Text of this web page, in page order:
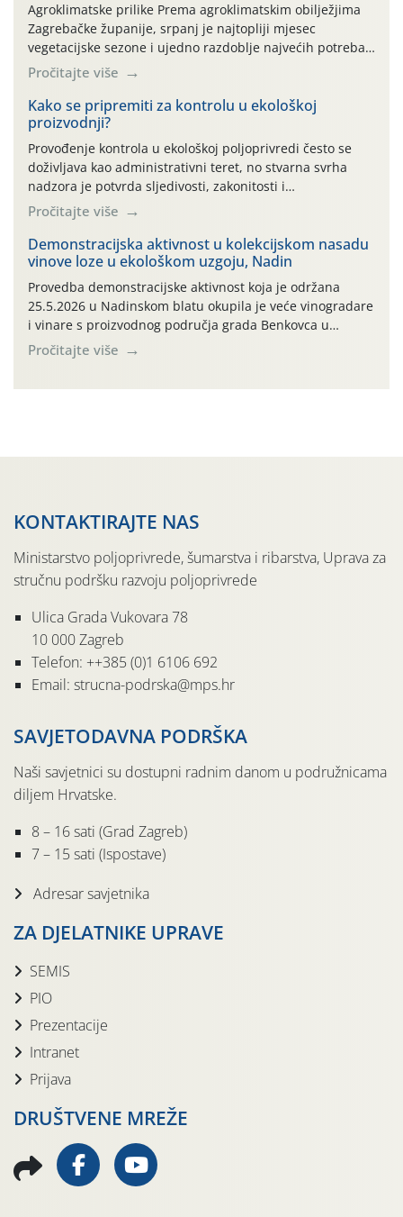
Agroklimatske prilike Prema agroklimatskim obilježjima
Zagrebačke županije, srpanj je najtopliji mjesec
vegetacijske sezone i ujedno razdoblje najvećih potreba
povrtlarskih kultura za vodom. Posljednjih godina na
području Zagrebačke županije sve su učestaliji toplinski
valovi s maksimalnim dnevnim temperaturama iznad 30
°C te izraženim povećanjem evapotranspiracije. Oborine
su tijekom srpnja uglavnom neravnomjerno raspoređene
– dulja sušna razdoblja […]
Pročitajte više
Kako se pripremiti za kontrolu u ekološkoj
proizvodnji?
Provođenje kontrola u ekološkoj poljoprivredi često se
doživljava kao administrativni teret, no stvarna svrha
nadzora je potvrda sljedivosti, zakonitosti i
vjerodostojnosti Vašeg truda na tržištu. Kontrola nije
usmjerena na kažnjavanje proizvođača, već na
potvrđivanje usklađenosti proizvodnje s propisima te
osiguravanje povjerenja potrošača u ekološke proizvode.
Kako bismo Vam olakšali pripremu za nadzorne
preglede, pripremili smo pregledan vodič kroz ključne
korake i najčešće izazove s terena.
Pročitajte više
Demonstracijska aktivnost u kolekcijskom nasadu
vinove loze u ekološkom uzgoju, Nadin
Provedba demonstracijske aktivnost koja je održana
25.5.2026 u Nadinskom blatu okupila je veće vinogradare
i vinare s proizvodnog područja grada Benkovca u
kolekcijskom nasadu autohtonih sorata vinove loze kod
vl. Tomislava Glavića iz Nadina. Nipošto nije slučajno
Pročitajte više
KONTAKTIRAJTE NAS
Ministarstvo poljoprivrede, šumarstva i ribarstva, Uprava za
stručnu podršku razvoju poljoprivrede
Ulica Grada Vukovara 78
10 000 Zagreb
Telefon: ++385 (0)1 6106 692
Email: strucna-podrska@mps.hr
SAVJETODAVNA PODRŠKA
Naši savjetnici su dostupni radnim danom u podružnicama
diljem Hrvatske.
8 – 16 sati (Grad Zagreb)
7 – 15 sati (Ispostave)
Adresar savjetnika
ZA DJELATNIKE UPRAVE
SEMIS
PIO
Prezentacije
Intranet
Prijava
DRUŠTVENE MREŽE